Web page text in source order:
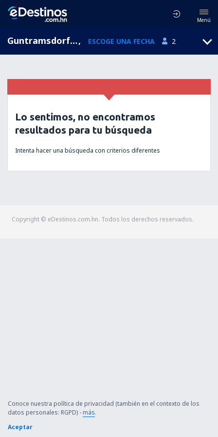
Menú
Guntramsdorf, Baja Austria, Austria, ESCOGE UNA FECHA 2
Lo sentimos, no encontramos
resultados para tu búsqueda
Intenta hacer una búsqueda con criterios diferentes
Copyright © eDestinos.com.hn. Todos los derechos reservados.
Conoce nuestra política de privacidad (también en el contexto de los
datos personales: RGPD) -más.
Aceptar